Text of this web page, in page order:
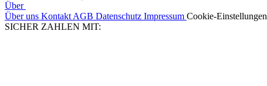
Über
Über uns Kontakt AGB Datenschutz Impressum Cookie-Einstellungen
SICHER ZAHLEN MIT: